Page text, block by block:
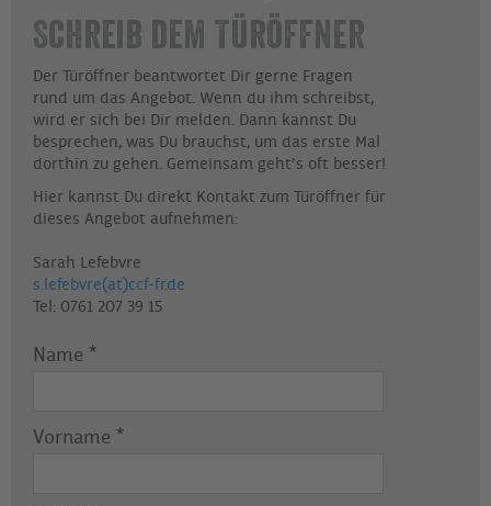
Schreib dem Türöffner
Der Türöffner beantwortet Dir gerne Fragen
rund um das Angebot. Wenn du ihm schreibst,
wird er sich bei Dir melden. Dann kannst Du
besprechen, was Du brauchst, um das erste Mal
dorthin zu gehen. Gemeinsam geht’s oft besser!
Hier kannst Du direkt Kontakt zum Türöffner für
dieses Angebot aufnehmen:
Sarah Lefebvre
s.lefebvre(at)ccf-fr.de
Tel: 0761 207 39 15
Name *
Vorname *